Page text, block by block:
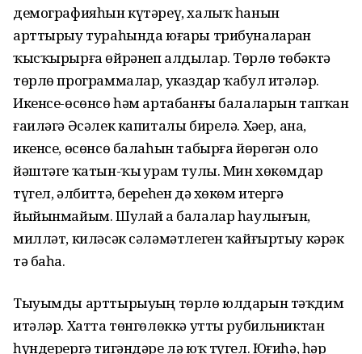
демографияһын күтәреү, халыҡ һанын
арттырыу тураһында юғары трибуналарҙан
ҡысҡырырға өйрәнеп алдылар. Төрлө төбәктә
төрлө программалар, указдар ҡабул итәләр.
Икенсе-өсөнсө һәм артабанғы балаларын тапҡан
ғаиләгә Әсәлек капиталы бирелә. Хәҙер, ана,
икенсе, өсөнсө балаһын табырға йөрөгән оло
йәштәге ҡатын-ҡыҙ урам тулы. Мин хөкөмдар
түгел, әлбиттә, береһен дә хөкөм итергә
йыйынмайым. Шулай ҙа балалар һаулығын,
милләт, киләсәк сәләмәтлеген ҡайғыртыу кәрәк
тә баһа.
Тыуымды арттырыуҙың төрлө юлдарын тәҡдим
итәләр. Хатта төнгөлөккә утты рубильниктан
һүндерергә тигәндәре лә юҡ түгел. Юғиһә, һәр